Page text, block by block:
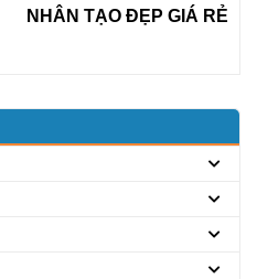
NHÂN TẠO ĐẸP GIÁ RẺ